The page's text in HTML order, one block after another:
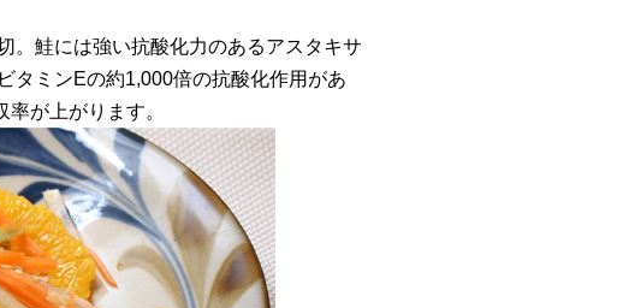
。鮭には強い抗酸化力のあるアスタキサ
タミンEの約1,000倍の抗酸化作用があ
が上がります。